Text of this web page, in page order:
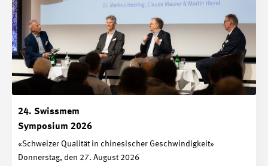
24. Swissmem
Symposium 2026
«Schweizer Qualität in chinesischer Geschwindigkeit»
Donnerstag, den 27. August 2026